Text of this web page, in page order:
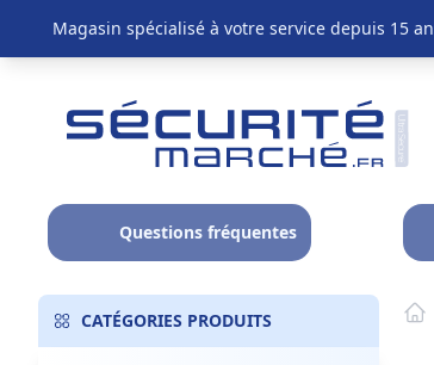
Magasin spécialisé à votre service depuis 15
Questions fréquentes
CATÉGORIES PRODUITS